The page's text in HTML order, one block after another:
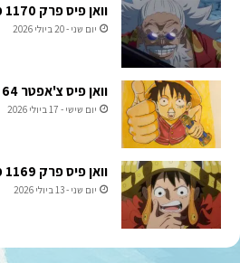
וואן פיס פרק 1170 מתורגם לעברית
יום שני - 20 ביולי 2026
וואן פיס צ'אפטר 64 מתורגם לעברית!
יום שישי - 17 ביולי 2026
וואן פיס פרק 1169 מתורגם לעברית
יום שני - 13 ביולי 2026